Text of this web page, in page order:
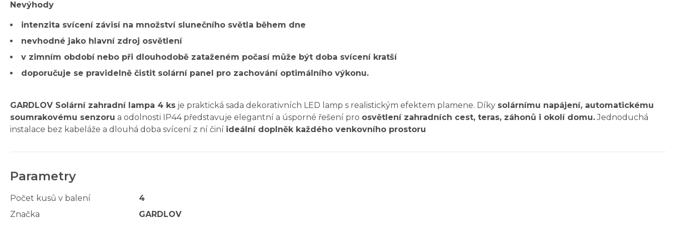
Nevýhody
intenzita svícení závisí na množství slunečního světla během dne
nevhodné jako hlavní zdroj osvětlení
v zimním období nebo při dlouhodobě zataženém počasí může být doba svícení kratší
doporučuje se pravidelně čistit solární panel pro zachování optimálního výkonu.
GARDLOV Solární zahradní lampa 4 ks je praktická sada dekorativních LED lamp s realistickým efektem plamene. Díky solárnímu napájení, automatickému
soumrakovému senzoru a odolnosti IP44 představuje elegantní a úsporné řešení pro osvětlení zahradních cest, teras, záhonů i okolí domu.Jednoduchá
instalace bez kabeláže a dlouhá doba svícení z ní činí ideální doplněk každého venkovního prostoru
Parametry
Počet kusů v balení
4
Značka
GARDLOV